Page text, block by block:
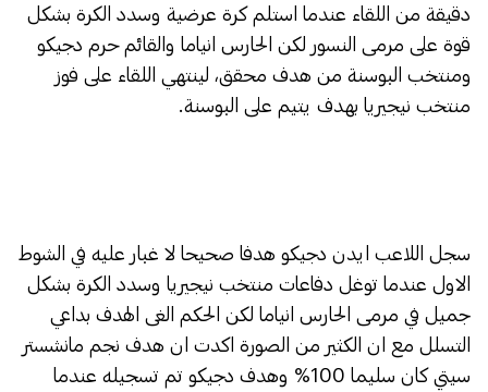
دقيقة من اللقاء عندما استلم كرة عرضية وسدد الكرة بشكل
قوة على مرمى النسور لكن الحارس انياما والقائم حرم دجيكو
ومنتخب البوسنة من هدف محقق، لينتهي اللقاء على فوز
منتخب نيجيريا بهدف يتيم على البوسنة.
سجل اللاعب ايدن دجيكو هدفا صحيحا لا غبار عليه في الشوط
الاول عندما توغل دفاعات منتخب نيجيريا وسدد الكرة بشكل
جميل في مرمى الحارس انياما لكن الحكم الغى الهدف بداعي
التسلل مع ان الكثير من الصورة اكدت ان هدف نجم مانشستر
سيتي كان سليما 100% وهدف دجيكو تم تسجيله عندما